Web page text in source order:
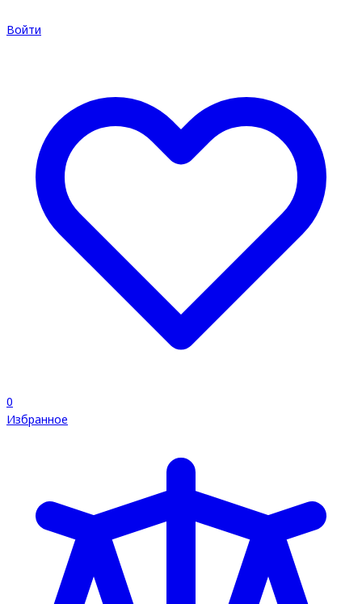
Войти
0
Избранное